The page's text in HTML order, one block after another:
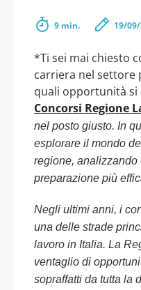
9 min. 19/
*Ti sei mai chiesto
carriera nel settore
quali opportunità
Concorsi Regione
nel posto giusto. In
esplorare il mondo
regione, analizzando
preparazione più
Negli ultimi anni, i
una delle strade
lavoro in Italia. La
ventaglio di
sopraffatti da tutta la